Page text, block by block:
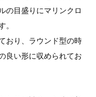
の目盛りにマリンクロ
。
おり、ラウンド型の時
良い形に収められてお